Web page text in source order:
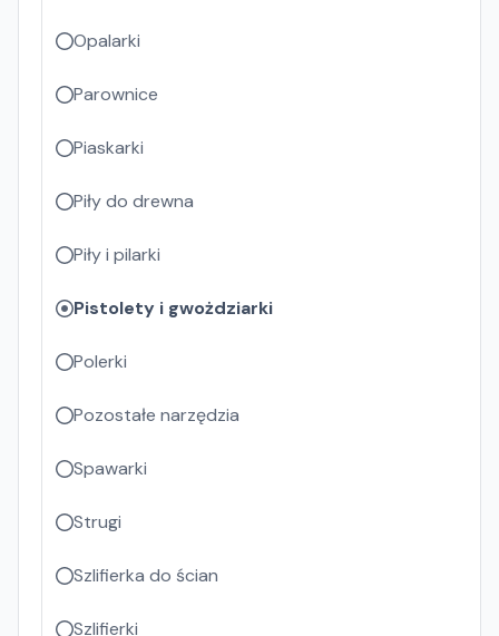
Opalarki
Parownice
Piaskarki
Piły do drewna
Piły i pilarki
Pistolety i gwożdziarki
Polerki
Pozostałe narzędzia
Spawarki
Strugi
Szlifierka do ścian
Szlifierki